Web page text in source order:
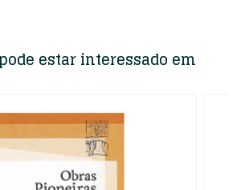
estar interessado em